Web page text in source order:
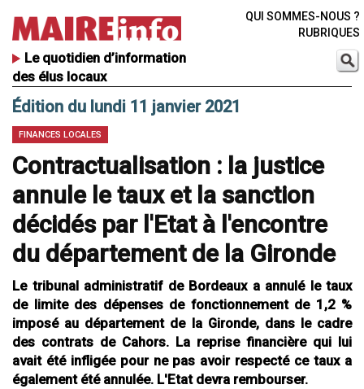
Le quotidien d’information
des élus locaux
QUI SOMMES-NOUS ?
RUBRIQUES
Édition du lundi 11 janvier 2021
FINANCES LOCALES
Contractualisation : la justice
annule le taux et la sanction
décidés par l'Etat à l'encontre
du département de la Gironde
Le tribunal administratif de Bordeaux a annulé le taux
de limite des dépenses de fonctionnement de 1,2 %
imposé au département de la Gironde, dans le cadre
des contrats de Cahors. La reprise financière qui lui
avait été infligée pour ne pas avoir respecté ce taux a
également été annulée. L'Etat devra rembourser.